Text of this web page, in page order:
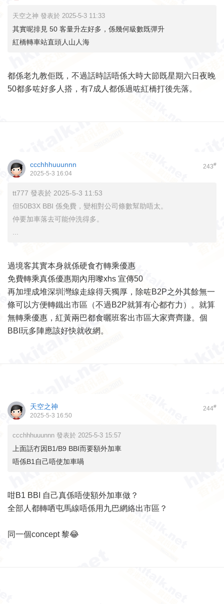
天空之神 發表於 2025-5-3 11:33
其實呢排見 50 客量升左好多，係幾何級數既彈升
紅橋轉車站直頭人山人海
都係老九教佢既，不過話時話唔係大時大節既星期六日夜晚
50都多咗好多人搭，有7成人都係過咗紅橋打後先落。
243#
ccchhhuuunnn
2025-5-3 16:04
tt777 發表於 2025-5-3 11:53
但50B3X BBI 係免費，變相對公司條數幫助唔太。
仲要加車落去可能仲洗得多。
過境客其實本身就係硬食冇轉乘優惠
免費轉乘真係優惠期內用嚟xhs 宣傳50
再加埋成堆深圳灣線走線得天獨厚，除咗B2P之外其餘無一
條可以方便轉鐵出市區（不過B2P就算有心都冇力）。就算
無轉乘優惠，紅黃兩巴都食曬班客出市區大家齊齊賺。個
BBI玩多陣應該好快就收網。
244#
天空之神
2025-5-3 16:50
ccchhhuuunnn 發表於 2025-5-3 15:57
上面話冇因B1/B9 BBI而要額外加車
唔係B1自己唔使加車喎
咁B1 BBI 自己真係唔使額外加車做？
全部人都轉哂屯馬線唔係用九巴網絡出市區？
同一個concept 黎😂